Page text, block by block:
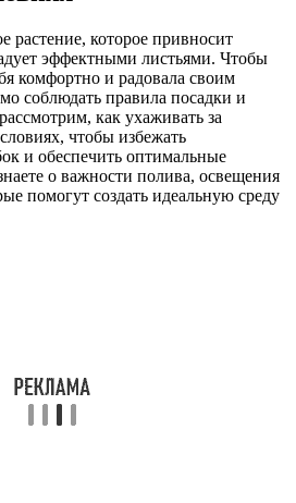
растение, которое привносит
эффектными листьями. Чтобы
комфортно и радовала своим
соблюдать правила посадки и
как ухаживать за
чтобы избежать
и обеспечить оптимальные
о важности полива, освещения
помогут создать идеальную среду